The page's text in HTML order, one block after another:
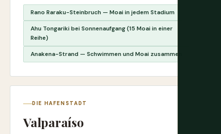
Rano Raraku-Steinbruch — Moai in jedem Stadium
Ahu Tongariki bei Sonnenaufgang (15 Moai in einer
Reihe)
Anakena-Strand — Schwimmen und Moai zusammen
DIE HAFENSTADT
Valparaíso